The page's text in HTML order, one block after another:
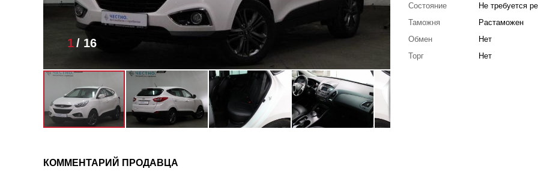
1/ 16
Состояние
Не требуется
Таможня
Растаможен
Обмен
Нет
Торг
Нет
КОММЕНТАРИЙ ПРОДАВЦА